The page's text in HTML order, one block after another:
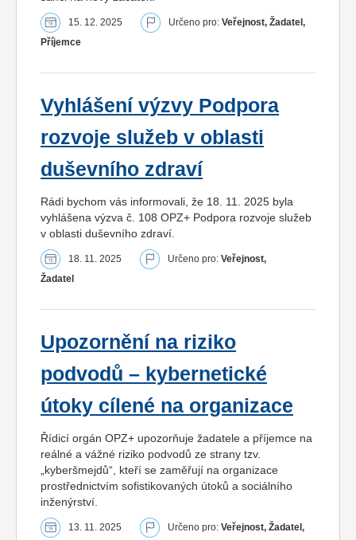
15. 12. 2025 Určeno pro: Veřejnost, Žadatel,
Příjemce
Vyhlášení výzvy Podpora
rozvoje služeb v oblasti
duševního zdraví
Rádi bychom vás informovali, že 18. 11. 2025 byla
vyhlášena výzva č. 108 OPZ+ Podpora rozvoje služeb
v oblasti duševního zdraví.
18. 11. 2025 Určeno pro: Veřejnost,
Žadatel
Upozornění na riziko
podvodů – kybernetické
útoky cílené na organizace
Řídicí orgán OPZ+ upozorňuje žadatele a příjemce na
reálné a vážné riziko podvodů ze strany tzv.
„kyberšmejdů“, kteří se zaměřují na organizace
prostřednictvím sofistikovaných útoků a sociálního
inženýrství.
13. 11. 2025 Určeno pro: Veřejnost, Žadatel,